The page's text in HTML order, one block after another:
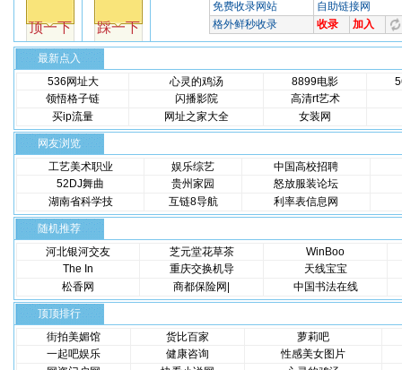
最新点入
536网址大
心灵的鸡汤 8899电影
领悟格子链
闪播影院
高清rt艺术
买ip流量
网址之家大全 女装网
网友浏览
工艺美术职业
娱乐综艺
中国高校招聘
52DJ舞曲
贵州家园
怒放服装论坛
湖南省科学技
互链8导航 利率表信息网
随机推荐
河北银河交友
芝元堂花草茶
WinBoo
The In
重庆交换机导
天线宝宝
松香网
商都保险网| 中国书法在线
顶顶排行
街拍美媚馆
货比百家
萝莉吧
一起吧娱乐
健康咨询
性感美女图片